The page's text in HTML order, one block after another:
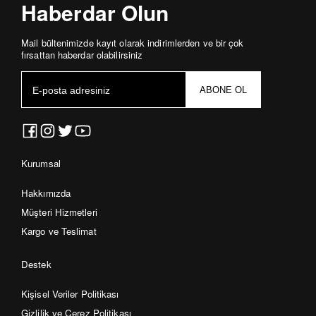
üzerinden yapılacak ve ücret iadesi 2-3 iş
Bunun dışındaki firmalar ile iadenizi
olacaktır.
Haberdar Olun
Mail bültenimizde kayıt olarak indirimlerden ve bir çok
fırsattan haberdar olabilirsiniz
ABONE OL
Kurumsal
Hakkımızda
Müşteri Hizmetleri
Kargo ve Teslimat
Destek
Kişisel Veriler Politikası
Gizlilik ve Çerez Politikası